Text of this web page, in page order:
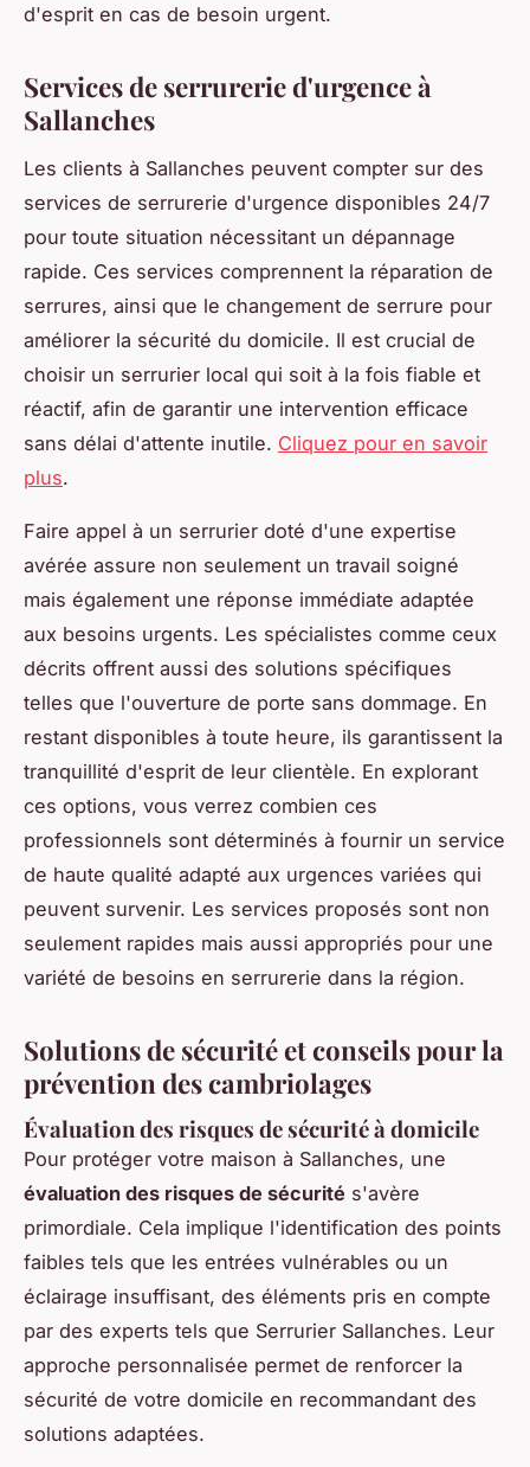
d'esprit en cas de besoin urgent.
Services de serrurerie d'urgence à
Sallanches
Les clients à Sallanches peuvent compter sur des
services de serrurerie d'urgence disponibles 24/7
pour toute situation nécessitant un dépannage
rapide. Ces services comprennent la réparation de
serrures, ainsi que le changement de serrure pour
améliorer la sécurité du domicile. Il est crucial de
choisir un serrurier local qui soit à la fois fiable et
réactif, afin de garantir une intervention efficace
sans délai d'attente inutile. Cliquez pour en savoir
plus.
Faire appel à un serrurier doté d'une expertise
avérée assure non seulement un travail soigné
mais également une réponse immédiate adaptée
aux besoins urgents. Les spécialistes comme ceux
décrits offrent aussi des solutions spécifiques
telles que l'ouverture de porte sans dommage. En
restant disponibles à toute heure, ils garantissent la
tranquillité d'esprit de leur clientèle. En explorant
ces options, vous verrez combien ces
professionnels sont déterminés à fournir un service
de haute qualité adapté aux urgences variées qui
peuvent survenir. Les services proposés sont non
seulement rapides mais aussi appropriés pour une
variété de besoins en serrurerie dans la région.
Solutions de sécurité et conseils pour la
prévention des cambriolages
Évaluation des risques de sécurité à domicile
Pour protéger votre maison à Sallanches, une
évaluation des risques de sécurité s'avère
primordiale. Cela implique l'identification des points
faibles tels que les entrées vulnérables ou un
éclairage insuffisant, des éléments pris en compte
par des experts tels que Serrurier Sallanches. Leur
approche personnalisée permet de renforcer la
sécurité de votre domicile en recommandant des
solutions adaptées.